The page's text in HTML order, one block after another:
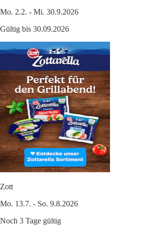
Mo. 2.2. - Mi. 30.9.2026
Gültig bis 30.09.2026
Zott
Mo. 13.7. - So. 9.8.2026
Noch 3 Tage gültig